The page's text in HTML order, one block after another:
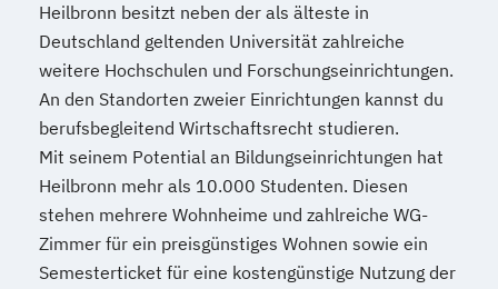
Heilbronn besitzt neben der als älteste in
Deutschland geltenden Universität zahlreiche
weitere Hochschulen und Forschungseinrichtungen.
An den Standorten zweier Einrichtungen kannst du
berufsbegleitend Wirtschaftsrecht studieren.
Mit seinem Potential an Bildungseinrichtungen hat
Heilbronn mehr als 10.000 Studenten. Diesen
stehen mehrere Wohnheime und zahlreiche WG-
Zimmer für ein preisgünstiges Wohnen sowie ein
Semesterticket für eine kostengünstige Nutzung der